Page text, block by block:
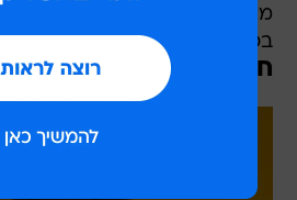
מיידי ופשוט, לבטל את המע"מ
בכ-30%".
חוקרים את מחירי המים